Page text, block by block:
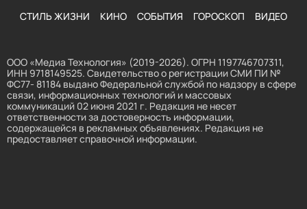
СТИЛЬ ЖИЗНИ КИНО СОБЫТИЯ ГОРОСКОП ВИДЕО
ООО «Медиа Технология» (2019-2026). ОГРН 1197746707311,
ИНН 9718149525. Свидетельство о регистрации СМИ ПИ №
ФС77- 81184 выдано Федеральной службой по надзору в сфере
связи, информационных технологий и массовых
коммуникаций 02 июня 2021 г. Редакция не несет
ответственности за достоверность информации,
содержащейся в рекламных объявлениях. Редакция не
предоставляет справочной информации.